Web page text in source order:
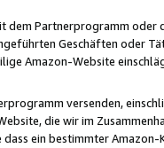
Partnerprogramm
Geschäften oder
Amazon-Website
versenden,
die wir im
ein bestimmter